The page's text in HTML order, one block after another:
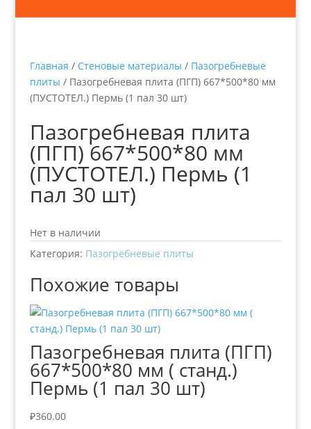
Главная / Стеновые материалы / Пазогребневые
плиты / Пазогребневая плита (ПГП) 667*500*80 мм
(ПУСТОТЕЛ.) Пермь (1 пал 30 шт)
Пазогребневая плита
(ПГП) 667*500*80 мм
(ПУСТОТЕЛ.) Пермь (1
пал 30 шт)
Нет в наличии
Категория: Пазогребневые плиты
Похожие товары
Пазогребневая плита (ПГП)
667*500*80 мм ( станд.)
Пермь (1 пал 30 шт)
₽360.00